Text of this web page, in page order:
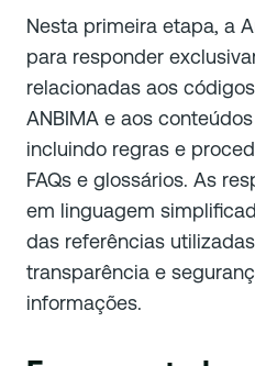
Nesta primeira etapa, a
para responder
relacionadas aos
ANBIMA e aos
incluindo regras e
FAQs e glossários. As
em linguagem
das referências
transparência e
informações.